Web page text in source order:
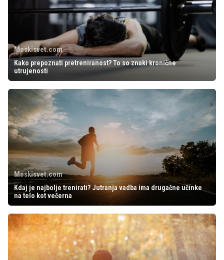
Moskisvet.com
Kako prepoznati pretreniranost? To so znaki kronične
utrujenosti
Moskisvet.com
Kdaj je najbolje trenirati? Jutranja vadba ima drugačne učinke
na telo kot večerna